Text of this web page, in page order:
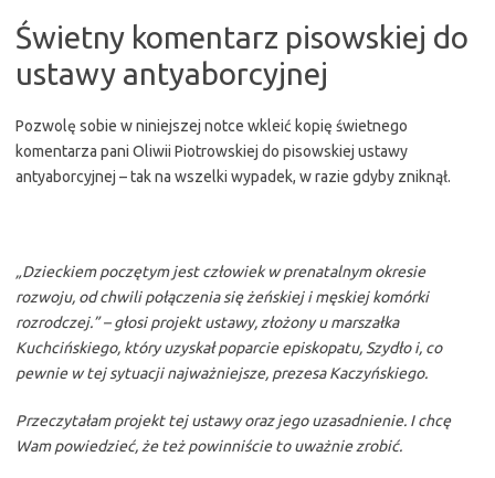
Świetny komentarz pisowskiej do
ustawy antyaborcyjnej
Pozwolę sobie w niniejszej notce wkleić kopię świetnego
komentarza pani Oliwii Piotrowskiej do pisowskiej ustawy
antyaborcyjnej – tak na wszelki wypadek, w razie gdyby zniknął.
„Dzieckiem poczętym jest człowiek w prenatalnym okresie
rozwoju, od chwili połączenia się żeńskiej i męskiej komórki
rozrodczej.” – głosi projekt ustawy, złożony u marszałka
Kuchcińskiego, który uzyskał poparcie episkopatu, Szydło i, co
pewnie w tej sytuacji najważniejsze, prezesa Kaczyńskiego.
Przeczytałam projekt tej ustawy oraz jego uzasadnienie. I chcę
Wam powiedzieć, że też powinniście to uważnie zrobić.